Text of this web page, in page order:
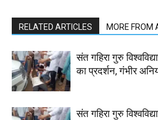
RELATED ARTICLES MORE FROM
संत गहिरा गुरु
का प्रदर्शन, गंभीर
संत गहिरा गुरु